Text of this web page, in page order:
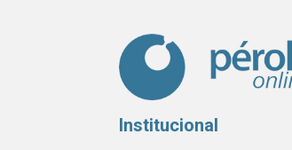
Institucional